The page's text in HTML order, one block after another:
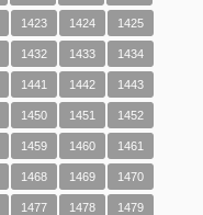
1423 1424 1425
1432 1433 1434
1441 1442 1443
1450 1451 1452
1459 1460 1461
1468 1469 1470
1477 1478 1479